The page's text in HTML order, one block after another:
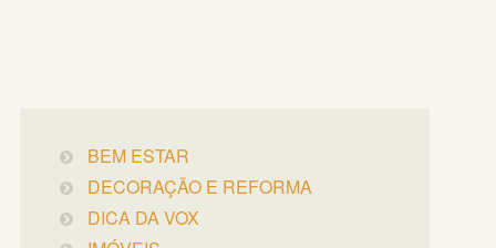
BEM ESTAR
DECORAÇÃO E REFORMA
DICA DA VOX